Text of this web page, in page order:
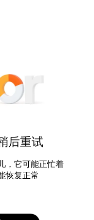
后重试
，它可能正忙着
恢复正常